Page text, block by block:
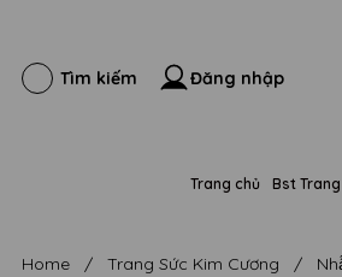
Trang chủ Bst Trang
Tìm kiếm Đăng nhập
Home / Trang Sức Kim Cương /